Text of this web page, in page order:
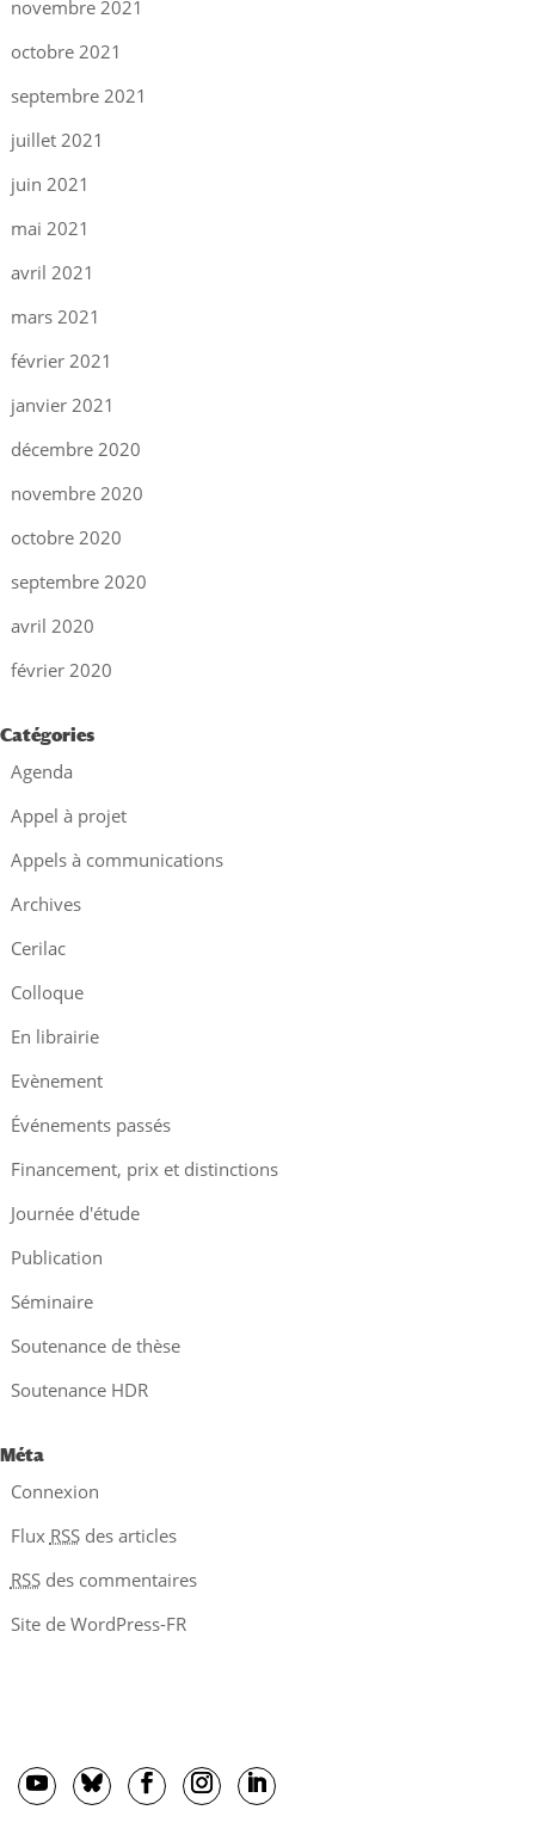
novembre 2021
octobre 2021
septembre 2021
juillet 2021
juin 2021
mai 2021
avril 2021
mars 2021
février 2021
janvier 2021
décembre 2020
novembre 2020
octobre 2020
septembre 2020
avril 2020
février 2020
Catégories
Agenda
Appel à projet
Appels à communications
Archives
Cerilac
Colloque
En librairie
Evènement
Événements passés
Financement, prix et distinctions
Journée d'étude
Publication
Séminaire
Soutenance de thèse
Soutenance HDR
Méta
Connexion
Flux RSSdes articles
RSSdes commentaires
Site de WordPress-FR